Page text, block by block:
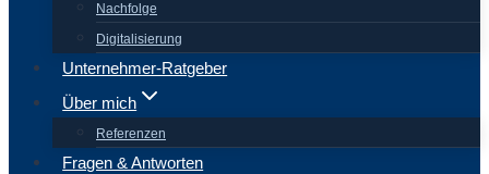
Nachfolge
Digitalisierung
Unternehmer-Ratgeber
Über mich
Referenzen
Fragen & Antworten